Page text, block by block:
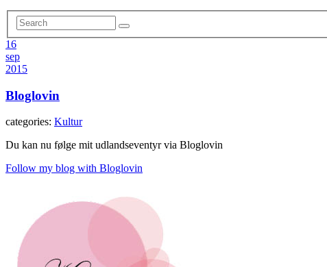
16
sep
2015
Bloglovin
categories: Kultur
Du kan nu følge mit udlandseventyr via Bloglovin
Follow my blog with Bloglovin